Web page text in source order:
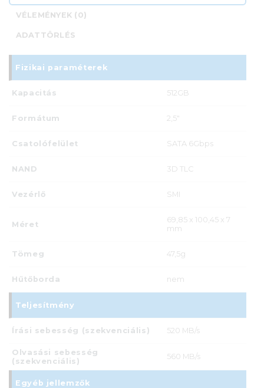
VÉLEMÉNYEK (0)
ADATTÖRLÉS
Fizikai paraméterek
Kapacitás 512GB
Formátum 2,5"
Csatolófelület SATA 6Gbps
NAND 3D TLC
Vezérlő SMI
Méret
69,85 x 100,45 x 7
mm
Tömeg 47,5g
Hűtőborda nem
Teljesítmény
Írási sebesség (szekvenciális) 520 MB/s
Olvasási sebesség
(szekvenciális)
560 MB/s
Egyéb jellemzők